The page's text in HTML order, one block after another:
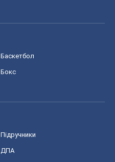
Баскетбол
Бокс
Підручники
ДПА